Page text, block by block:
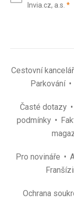
(povinné)
Invia.cz, a.s. *
Cestovní
Parkování
Časté dotazy
podmínky
Pro novináře
Ochrana